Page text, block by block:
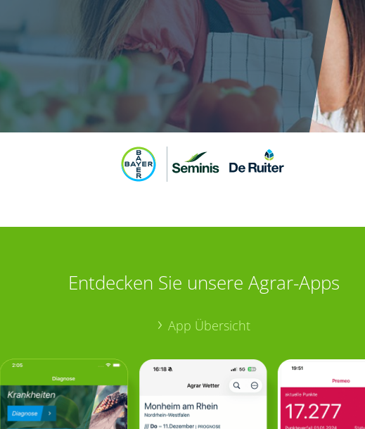
Entdecken Sie unsere Agrar-Apps
App Übersicht